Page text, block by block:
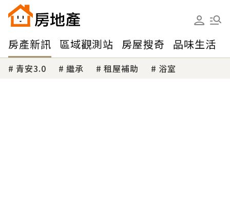
房產新訊 區域觀測站 房屋搜奇 品味生活
青安3.0 繼承 租屋補助 浴室